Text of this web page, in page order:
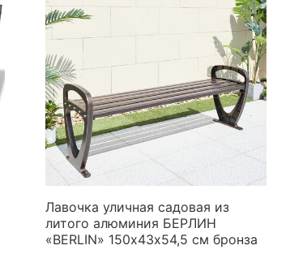
Лавочка уличная садовая из
литого алюминия БЕРЛИН
«BERLIN» 150х43х54,5 см бронза